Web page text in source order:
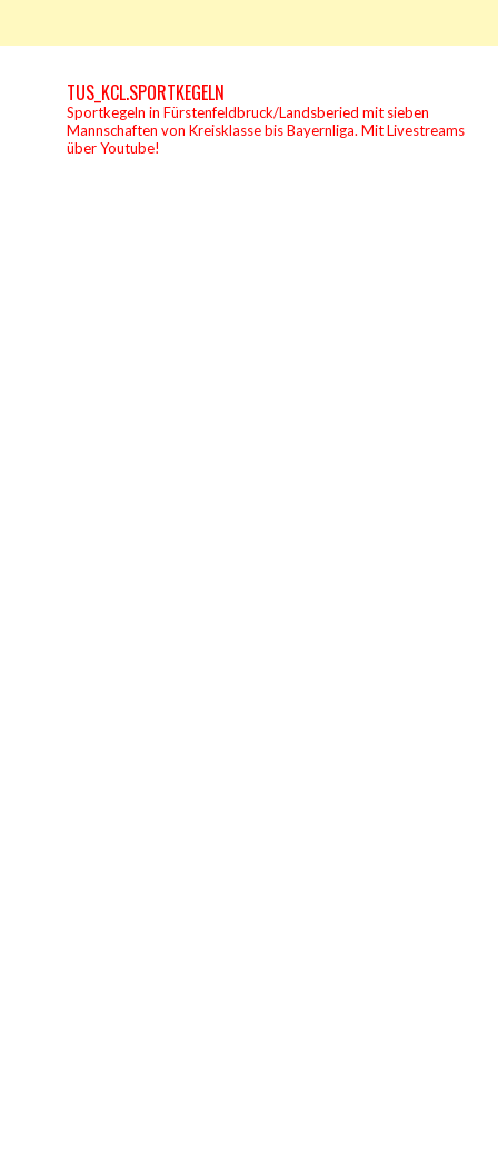
TUS_KCL.SPORTKEGELN
Sportkegeln in Fürstenfeldbruck/Landsberied mit sieben
Mannschaften von Kreisklasse bis Bayernliga. Mit Livestreams
über Youtube!